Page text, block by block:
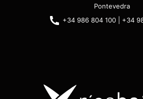
Pontevedra
+34 986 804 100 | +34